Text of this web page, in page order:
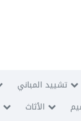
تشييد المباني
الأثاث